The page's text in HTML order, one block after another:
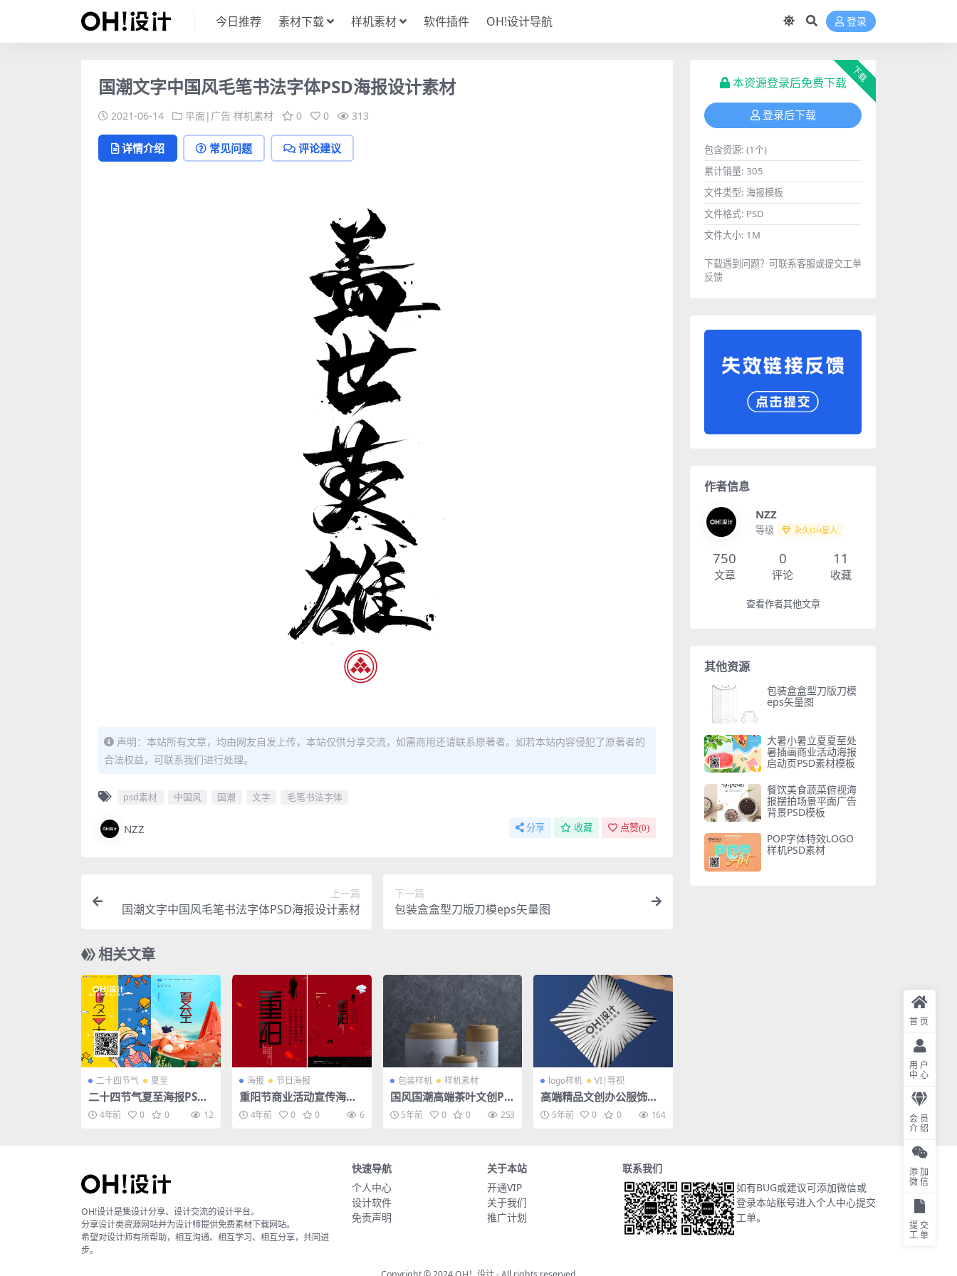
今日推荐 素材下载 样机素材 软件插件 OH!设计导航 登录
国潮文字中国风毛笔书法字体PSD海报设计素材
2021-06-14 平面|广告 样机素材 0 0 313
详情介绍 常见问题 评论建议
声明：本站所有文章，均由网友自发上传，本站仅供分享交流，如需商用还请联系原著者。如若本站内容侵犯了原著者的
合法权益，可联系我们进行处理。
psd素材 中国风 国潮 文字 毛笔书法字体
NZZ 分享 收藏 点赞(0)
上一篇
国潮文字中国风毛笔书法字体PSD海报设计素材
下一篇
包装盒盒型刀版刀模eps矢量图
相关文章
二十四节气 夏至
二十四节气夏至海报PSD
模板4年前 0 0 12
海报 节日海报
重阳节商业活动宣传海报P
SD素材模板
4年前 0 0 6
包装样机 样机素材
国风国潮高端茶叶文创PS
D样机
5年前 0 0 253
logo样机 VI|导视
高端精品文创办公服饰样
机 — 枕头抱枕
5年前 0 0 164
下载
本资源登录后免费下载
登录后下载
包含资源: (1个)
累计销量: 305
文件类型: 海报模板
文件格式: PSD
文件大小: 1M
下载遇到问题？可联系客服或提交工单
反馈
作者信息
NZZ
等级 永久OH星人
750
文章
0
评论
11
收藏
查看作者其他文章
其他资源
包装盒盒型刀版刀模
eps矢量图
大暑小暑立夏夏至处
暑插画商业活动海报
启动页PSD素材模板
餐饮美食蔬菜俯视海
报摆拍场景平面广告
背景PSD模板
POP字体特效LOGO
样机PSD素材
OH!设计是集设计分享、设计交流的设计平台。
分享设计类资源网站并为设计师提供免费素材下载网站。
希望对设计师有所帮助，相互沟通、相互学习、相互分享，共同进
步。
快速导航
个人中心
设计软件
免责声明
关于本站
开通VIP
关于我们
推广计划
联系我们
如有BUG或建议可添加微信或
登录本站账号进入个人中心提交
工单。
首页
用户
中心
会员
介绍
添加
微信
提交
工单